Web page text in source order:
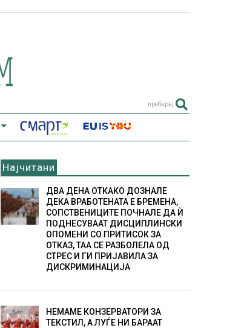
пребарај
Најчитани
ДВА ДЕНА ОТКАКО ДОЗНАЛЕ
ДЕКА ВРАБОТЕНАТА Е БРЕМЕНА,
СОПСТВЕНИЦИТЕ ПОЧНАЛЕ ДА Ѝ
ПОДНЕСУВААТ ДИСЦИПЛИНСКИ
ОПОМЕНИ СО ПРИТИСОК ЗА
ОТКАЗ, ТАА СЕ РАЗБОЛЕЛА ОД
СТРЕС И ГИ ПРИЈАВИЛА ЗА
ДИСКРИМИНАЦИЈА
НЕМАМЕ КОНЗЕРВАТОРИ ЗА
ТЕКСТИЛ, А ЛУЃЕ НИ БАРААТ